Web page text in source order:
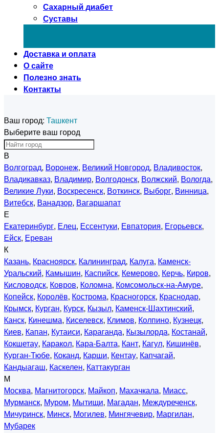
Сахарный диабет
Суставы
Доставка и оплата
О сайте
Полезно знать
Контакты
Ваш город: Ташкент
Выберите ваш город
В
Волгоград, Воронеж, Великий Новгород, Владивосток,
Владикавказ, Владимир, Волгодонск, Волжский, Вологда,
Великие Луки, Воскресенск, Воткинск, Выборг, Винница,
Витебск, Ванадзор, Вагаршапат
Е
Екатеринбург, Елец, Ессентуки, Евпатория, Егорьевск,
Ейск, Ереван
К
Казань, Красноярск, Калининград, Калуга, Каменск-
Уральский, Камышин, Каспийск, Кемерово, Керчь, Киров,
Кисловодск, Ковров, Коломна, Комсомольск-на-Амуре,
Копейск, Королёв, Кострома, Красногорск, Краснодар,
Крымск, Курган, Курск, Кызыл, Каменск-Шахтинский,
Канск, Кинешма, Киселевск, Климов, Колпино, Кузнецк,
Киев, Капан, Кутаиси, Караганда, Кызылорда, Костанай,
Кокшетау, Каракол, Кара-Балта, Кант, Кагул, Кишинёв,
Курган-Тюбе, Коканд, Карши, Кентау, Капчагай,
Кандыагаш, Каскелен, Каттакурган
М
Москва, Магнитогорск, Майкоп, Махачкала, Миасс,
Мурманск, Муром, Мытищи, Магадан, Междуреченск,
Мичуринск, Минск, Могилев, Мингячевир, Маргилан,
Мубарек